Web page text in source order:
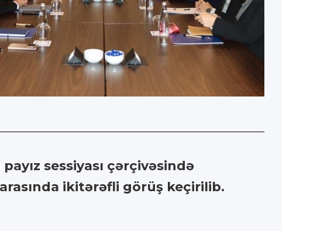
sessiyası çərçivəsində
ikitərəfli görüş keçirilib.